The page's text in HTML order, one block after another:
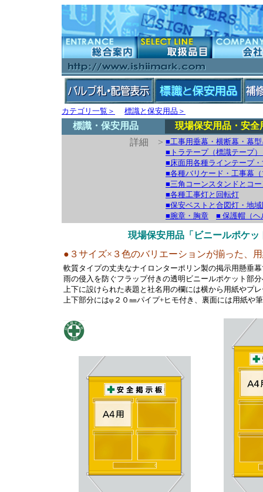
カテゴリ一覧＞ 標識と保安用品＞
標識・保安用品
現場保安用品・安全
詳細 > ■工事用垂幕・横断幕・幕
■トラテープ（標識テープ
■床面用各種ラインテープ
■各種バリケード・工事幕
■三角コーンスタンドとコ
■各種工事灯と回転灯
■保安ベストと合図灯・地
■腕章・胸章
■ 保護帽（ヘ
現場保安用品「ビニールポケ
●３サイズ×３色のバリエーションが揃った、
軟質タイプの丈夫なナイロンターポリン製の掲示用懸垂
雨の侵入を防ぐフラップ付きの透明ビニールポケット部
上下に設けられた表題と社名用の欄には横から用紙やプ
上下部分にはφ２０㎜パイプ+ヒモ付き、裏面には用紙や